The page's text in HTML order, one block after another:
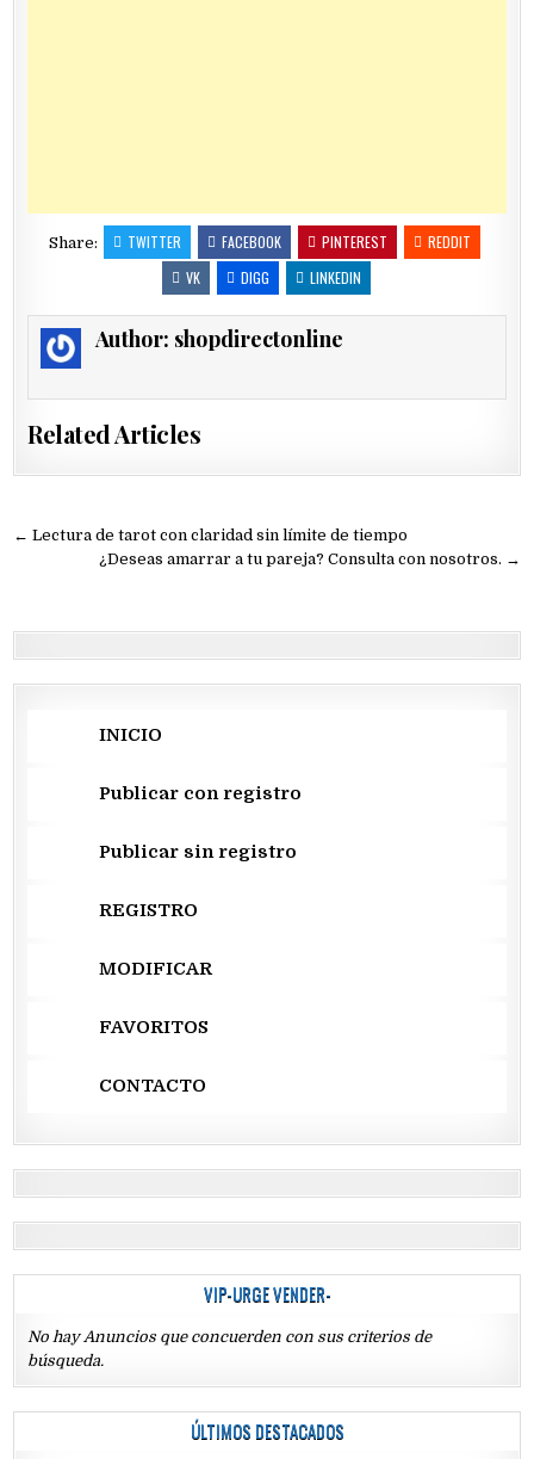
Share: TWITTER FACEBOOK PINTEREST
REDDIT
VK
DIGG LINKEDIN
Author: shopdirectonline
Related Articles
Navegación
← Lectura de tarot con claridad sin límite de tiempo
¿Deseas amarrar a tu pareja? Consulta con nosotros. →
INICIO
Publicar con registro
Publicar sin registro
REGISTRO
MODIFICAR
FAVORITOS
CONTACTO
VIP-URGE VENDER-
No hay Anuncios que concuerden con sus criterios de
búsqueda.
ÚLTIMOS DESTACADOS